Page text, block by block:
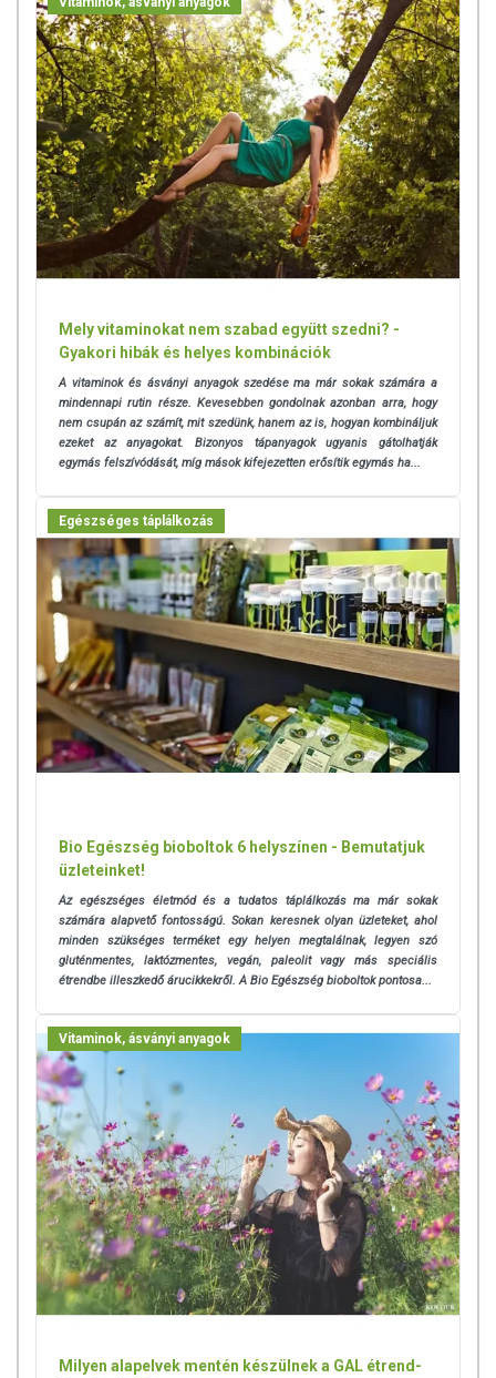
Mely vitaminokat nem szabad együtt szedni? -
Gyakori hibák és helyes kombinációk
A vitaminok és ásványi anyagok szedése ma már sokak számára a
mindennapi rutin része. Kevesebben gondolnak azonban arra, hogy
nem csupán az számít, mit szedünk, hanem az is, hogyan kombináljuk
ezeket az anyagokat. Bizonyos tápanyagok ugyanis gátolhatják
egymás felszívódását, míg mások kifejezetten erősítik egymás ha...
Egészséges táplálkozás
Bio Egészség bioboltok 6 helyszínen - Bemutatjuk
üzleteinket!
Az egészséges életmód és a tudatos táplálkozás ma már sokak
számára alapvető fontosságú. Sokan keresnek olyan üzleteket, ahol
minden szükséges terméket egy helyen megtalálnak, legyen szó
gluténmentes, laktózmentes, vegán, paleolit vagy más speciális
étrendbe illeszkedő árucikkekről. A Bio Egészség bioboltok pontosa...
Vitaminok, ásványi anyagok
Milyen alapelvek mentén készülnek a GAL étrend-